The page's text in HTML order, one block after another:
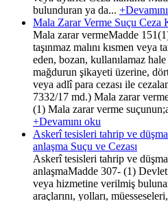
bulunduran ya da...
Mala Zarar Verme Suçu Ceza
Mala zarar vermeMadde 151(1)
taşınmaz malını kısmen veya
eden, bozan, kullanılamaz
mağdurun şikayeti üzerine,
veya adlî para cezası ile
7332/17 md.) Mala zarar
(1) Mala zarar verme
+Devamını oku
Askerî tesisleri tahrip ve
anlaşma Suçu ve Cezası
Askerî tesisleri tahrip ve
anlaşmaMadde 307- (1)
veya hizmetine verilmiş
araçlarını, yolları,